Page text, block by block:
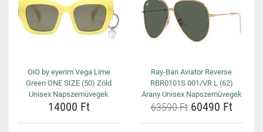
OiO by eyerim Vega Lime
Green ONE SIZE (50) Zöld
Unisex Napszemüvegek
14000 Ft
Ray-Ban Aviator Reverse
RBR0101S 001/VR L (62)
Arany Unisex Napszemüvegek
63590 Ft60490 Ft